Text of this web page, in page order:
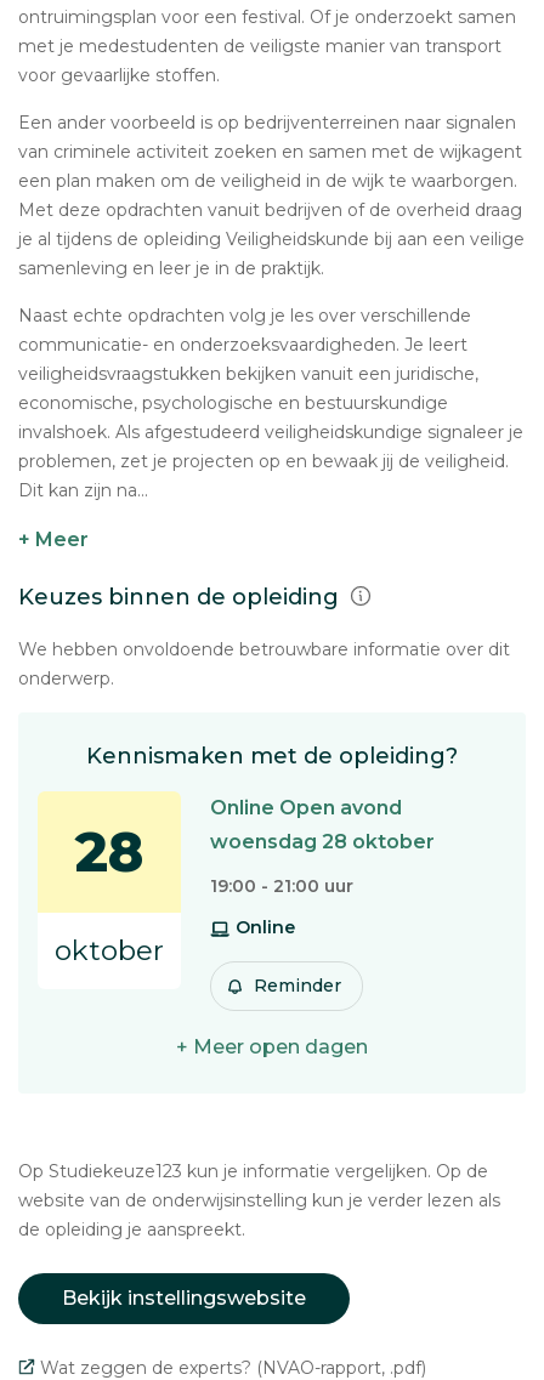
ontruimingsplan voor een festival. Of je onderzoekt samen
met je medestudenten de veiligste manier van transport
voor gevaarlijke stoffen.
Een ander voorbeeld is op bedrijventerreinen naar signalen
van criminele activiteit zoeken en samen met de wijkagent
een plan maken om de veiligheid in de wijk te waarborgen.
Met deze opdrachten vanuit bedrijven of de overheid draag
je al tijdens de opleiding Veiligheidskunde bij aan een veilige
samenleving en leer je in de praktijk.
Naast echte opdrachten volg je les over verschillende
communicatie- en onderzoeksvaardigheden. Je leert
veiligheidsvraagstukken bekijken vanuit een juridische,
economische, psychologische en bestuurskundige
invalshoek. Als afgestudeerd veiligheidskundige signaleer je
problemen, zet je projecten op en bewaak jij de veiligheid.
Dit kan zijn na...
+ Meer
Keuzes binnen de opleiding
We hebben onvoldoende betrouwbare informatie over dit
onderwerp.
Kennismaken met de opleiding?
28
oktober
Online Open avond
woensdag 28 oktober
19:00 - 21:00 uur
Online
Reminder
+ Meer open dagen
Op Studiekeuze123 kun je informatie vergelijken. Op de
website van de onderwijsinstelling kun je verder lezen als
de opleiding je aanspreekt.
Bekijk instellingswebsite
Wat zeggen de experts? (NVAO-rapport, .pdf)